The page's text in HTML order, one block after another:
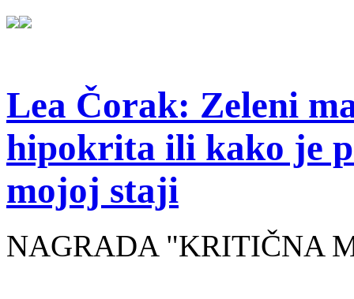
Lea Čorak: Zeleni
hipokrita ili kako je
mojoj staji
NAGRADA "KRITIČNA